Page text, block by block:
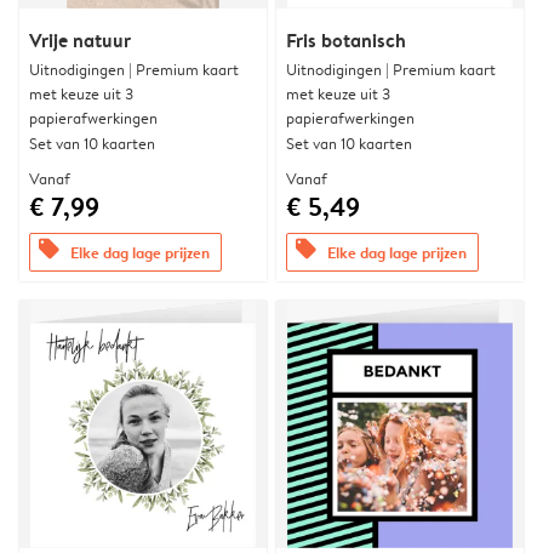
Vrije natuur
Uitnodigingen | Premium kaart
met keuze uit 3
papierafwerkingen
Set van 10 kaarten
Vanaf
€ 7,99
offers Elke dag lage prijzen
Fris botanisch
Uitnodigingen | Premium kaart
met keuze uit 3
papierafwerkingen
Set van 10 kaarten
Vanaf
€ 5,49
offers Elke dag lage prijzen